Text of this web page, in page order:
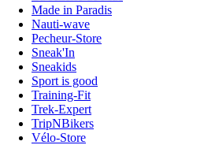
Made in Paradis
Nauti-wave
Pecheur-Store
Sneak'In
Sneakids
Sport is good
Training-Fit
Trek-Expert
TripNBikers
Vélo-Store